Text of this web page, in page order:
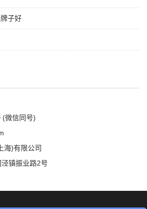
子好
(微信同号)
海)有限公司
镇振业路2号